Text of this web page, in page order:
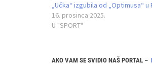
„Učka“ izgubila od „Optimusa“ u
16. prosinca 2025.
U "SPORT"
AKO VAM SE SVIDIO NAŠ PORTAL –